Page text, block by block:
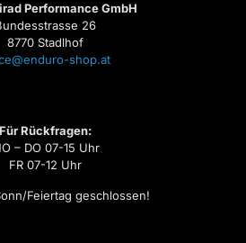
Performance GmbH
26
8770 Stadlhof
shop.at
Für Rückfragen:
– DO 07-15 Uhr
FR 07-12 Uhr
Feiertag geschlossen!